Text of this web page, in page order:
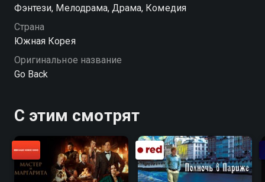
Фэнтези, Мелодрама, Драма, Комедия
Страна
Южная Корея
Оригинальное название
Go Back
С этим смотрят